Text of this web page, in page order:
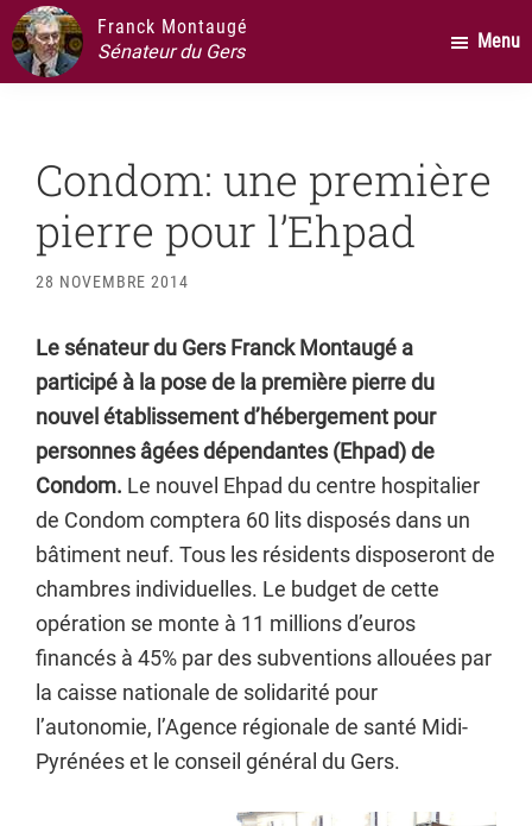
Passer
au
contenu
Passer
la
principale
Passer
au
pied
Franck Montaugé
Sénateur du Gers
Menu
Condom: une première
pierre pour l’Ehpad
28 NOVEMBRE 2014
Le sénateur du Gers Franck Montaugé a
participé à la pose de la première pierre du
nouvel établissement d’hébergement pour
personnes âgées dépendantes (Ehpad) de
Condom. Le nouvel Ehpad du centre hospitalier
de Condom comptera 60 lits disposés dans un
bâtiment neuf. Tous les résidents disposeront de
chambres individuelles. Le budget de cette
opération se monte à 11 millions d’euros
financés à 45% par des subventions allouées par
la caisse nationale de solidarité pour
l’autonomie, l’Agence régionale de santé Midi-
Pyrénées et le conseil général du Gers.